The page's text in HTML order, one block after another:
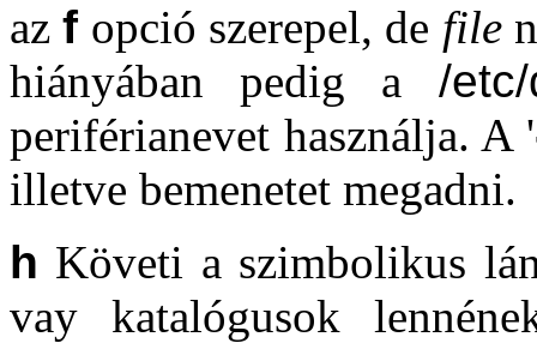
azf opció szerepel, de file
hiányában pedig a /
periférianevet használja. A '
illetve bemenetet megadni.
h Követi a szimbolikus
vay katalógusok